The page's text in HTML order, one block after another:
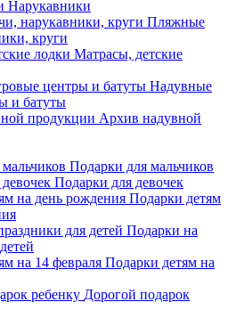
Нарукавники
Пляжные
круги
Матрасы, детские
Надувные
и батуты
Архив надувной
Подарки для мальчиков
Подарки для девочек
Подарки детям
Подарки на
Подарки детям на
Дорогой подарок